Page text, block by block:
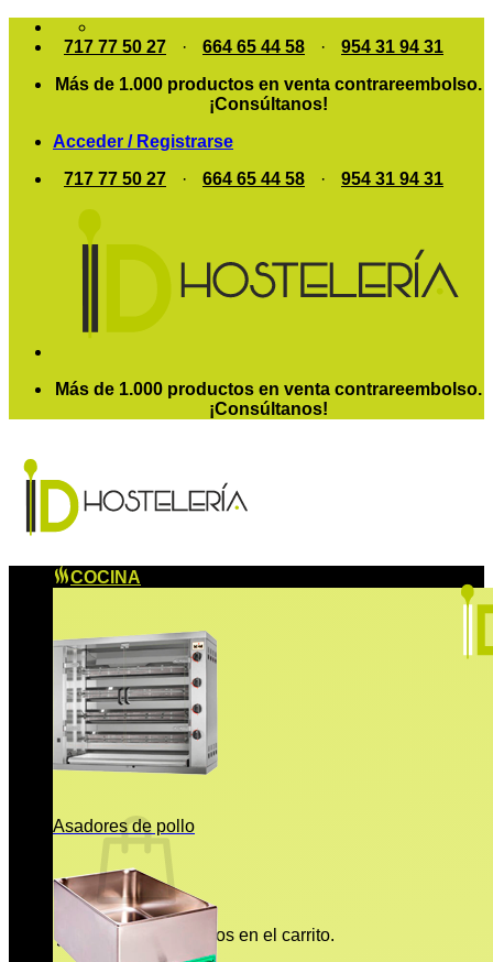
Saltar
717 77 50 27 · 664 65 44 58 ·
954 31 94 31
Más de 1.000 productos en venta contrareembolso.
¡Consúltanos!
Acceder / Registrarse
717 77 50 27
· 664 65 44 58 · 954 31 94 31
Más de 1.000 productos en venta contrareembolso.
¡Consúltanos!
No hay productos en el carrito.
COCINA
Asadores de pollo